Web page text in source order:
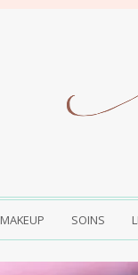
MAKEUP SOINS